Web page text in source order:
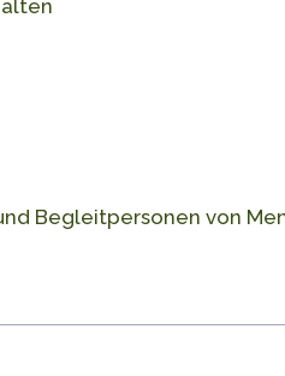
Begleitpersonen von